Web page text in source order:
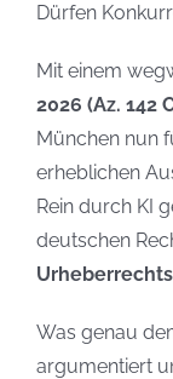
Dürfen
Mit einem
2026 (Az. 142
München nun
erheblichen
Rein durch KI
deutschen
Was genau
argumentiert